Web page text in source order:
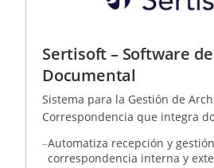
Sertisoft – Software
Documental
Sistema para la Gestión de
Correspondencia que integra
–Automatiza recepción y
correspondencia interna y